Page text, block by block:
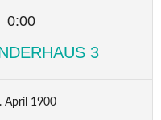
0:00
3
April 1900